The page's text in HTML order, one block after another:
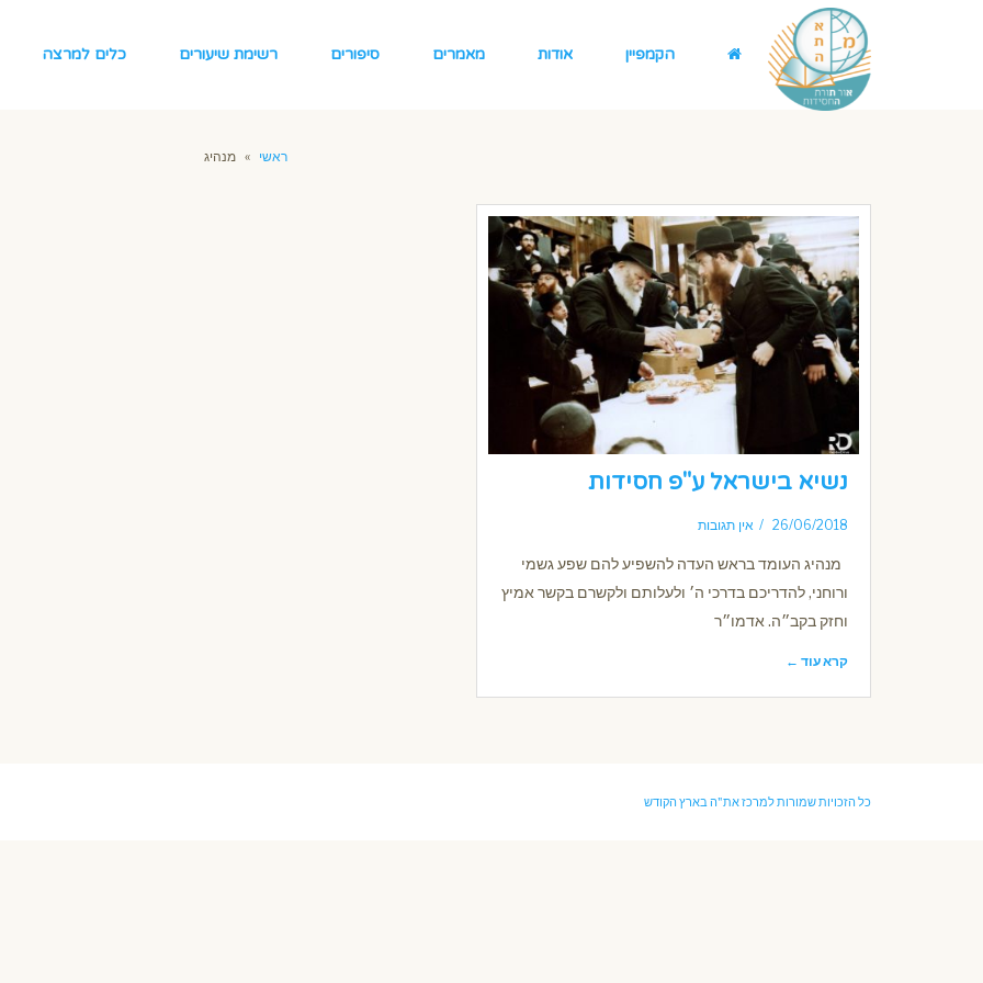
הקמפיין אודות מאמרים סיפורים רשימת שיעורים כלים למרצה
ראשי » מנהיג
נשיא בישראל ע"פ חסידות
26/06/2018 אין תגובות
מנהיג העומד בראש העדה להשפיע להם שפע גשמי
ורוחני, להדריכם בדרכי ה׳ ולעלותם ולקשרם בקשר אמיץ
וחזק בקב״ה. אדמו״ר
קרא עוד ←
כל הזכויות שמורות למרכז את"ה בארץ הקודש